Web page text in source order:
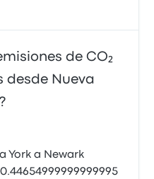
de CO₂
desde Nueva
York a Newark